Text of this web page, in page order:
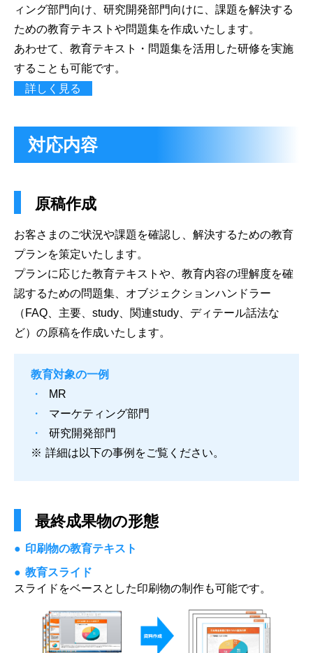
ィング部門向け、研究開発部門向けに、課題を解決する
ための教育テキストや問題集を作成いたします。
あわせて、教育テキスト・問題集を活用した研修を実施
することも可能です。
詳しく見る
対応内容
原稿作成
お客さまのご状況や課題を確認し、解決するための教育
プランを策定いたします。
プランに応じた教育テキストや、教育内容の理解度を確
認するための問題集、オブジェクションハンドラー
（FAQ、主要、study、関連study、ディテール話法な
ど）の原稿を作成いたします。
教育対象の一例
MR
マーケティング部門
研究開発部門
※ 詳細は以下の事例をご覧ください。
最終成果物の形態
印刷物の教育テキスト
教育スライド
スライドをベースとした印刷物の制作も可能です。